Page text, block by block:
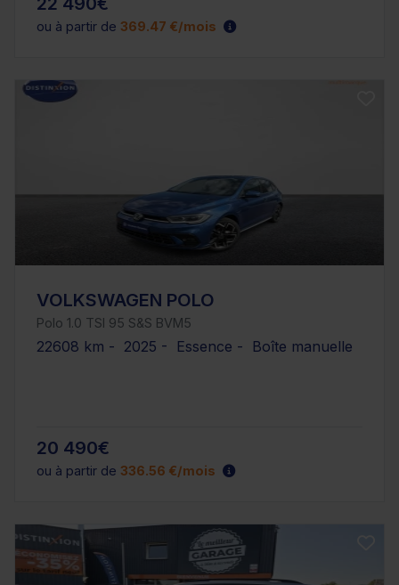
ou à partir de 369.47 €/mois
VOLKSWAGEN POLO
Polo 1.0 TSI 95 S&S BVM5
22608 km - 2025 - Essence - Boîte manuelle
20 490€
ou à partir de 336.56 €/mois